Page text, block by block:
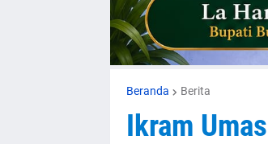
Beranda Berita
Ikram